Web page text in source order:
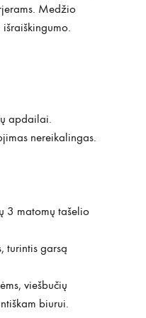
Medžio
apdailai.
nereikalingas.
3 matomų tašelio
turintis garsą
viešbučių
biurui.